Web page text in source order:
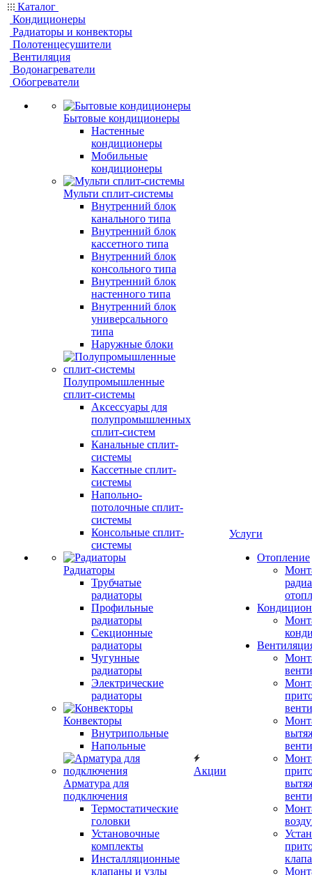
Каталог
Кондиционеры
Радиаторы и конвекторы
Полотенцесушители
Вентиляция
Водонагреватели
Обогреватели
Бытовые кондиционеры
Настенные
кондиционеры
Мобильные
кондиционеры
Мульти сплит-системы
Внутренний блок
канального типа
Внутренний блок
кассетного типа
Внутренний блок
консольного типа
Внутренний блок
настенного типа
Внутренний блок
универсального
типа
Наружные блоки
Полупромышленные
сплит-системы
Аксессуары для
полупромышленных
сплит-систем
Канальные сплит-
системы
Кассетные сплит-
системы
Напольно-
потолочные сплит-
системы
Консольные сплит-
системы
Радиаторы
Трубчатые
радиаторы
Профильные
радиаторы
Секционные
радиаторы
Чугунные
радиаторы
Электрические
радиаторы
Конвекторы
Внутрипольные
Напольные
Арматура для
подключения
Термостатические
головки
Установочные
комплекты
Инсталляционные
клапаны и узлы
Акции
Услуги
Отопление